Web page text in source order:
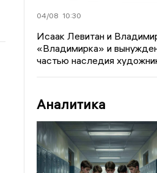
04/08 10:30
Исаак Левитан и
«Владимирка» и
частью наследия
Аналитика